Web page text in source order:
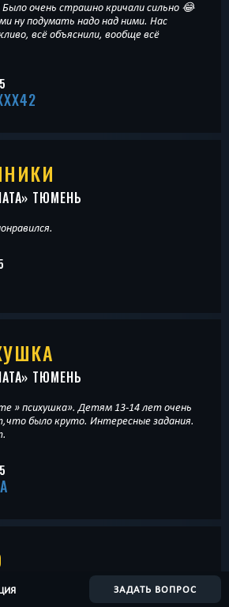
очень страшно кричали сильно 😂
ну подумать надо над ними. Нас
всё объяснили, вообще всё
» ТЮМЕНЬ
» ТЮМЕНЬ
» психушка». Детям 13-14 лет очень
было круто. Интересные задания.
ЗАДАТЬ ВОПРОС